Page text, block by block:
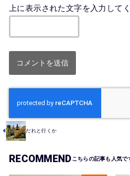
上に表示された文字を入力して
だれと行くか
RECOMMEND